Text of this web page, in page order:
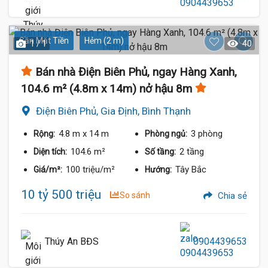
Gần Mặt Tiền Hẻm (2 m)
1 / 1 40
Bán nhà Điện Biên Phủ, ngay Hàng Xanh,
104.6 m² (4.8m x 14m) nở hậu 8m
Điện Biên Phủ, Gia Định, Bình Thạnh
Rộng: 4.8 m x 14 m Phòng ngủ: 3 phòng
Diện tích: 104.6 m² Số tầng: 2 tầng
Giá/m²: 100 triệu/m² Hướng: Tây Bắc
10 tỷ 500 triệu So sánh Chia sẻ
Thúy An BĐS 0904439653